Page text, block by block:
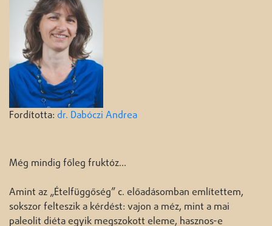
Fordította: dr. Dabóczi Andrea
Még mindig főleg fruktóz…
Amint az „Ételfüggőség” c. előadásomban említettem,
sokszor felteszik a kérdést: vajon a méz, mint a mai
paleolit diéta egyik megszokott eleme, hasznos-e